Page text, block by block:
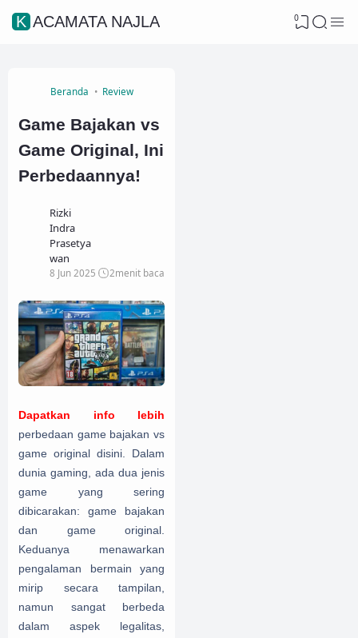
KACAMATA NAJLA 0
Beranda Review
Game Bajakan vs
Game Original, Ini
Perbedaannya!
Rizki
Indra
Prasetya
wan
8 Jun 2025 2menit baca
Dapatkan info lebih
perbedaan game bajakan vs
game original disini. Dalam
dunia gaming, ada dua jenis
game yang sering
dibicarakan: game bajakan
dan game original.
Keduanya menawarkan
pengalaman bermain yang
mirip secara tampilan,
namun sangat berbeda
dalam aspek legalitas,